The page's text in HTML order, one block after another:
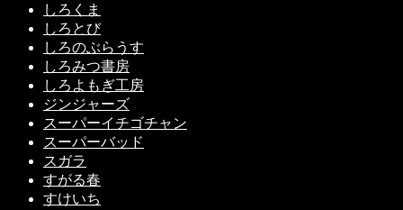
しろくま
しろとび
しろのぶらうす
しろみつ書房
しろよもぎ工房
ジンジャーズ
スーパーイチゴチャン
スーパーバッド
スガラ
すがる春
すけいち